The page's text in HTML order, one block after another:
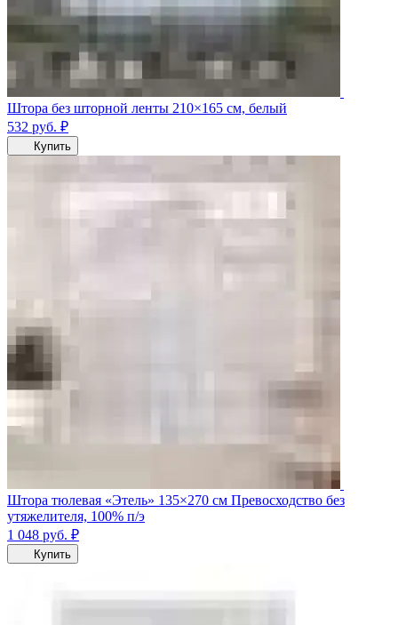
Штора без шторной ленты 210×165 см, белый
532 руб. ₽
Купить
Штора тюлевая «Этель» 135×270 см Превосходство без
утяжелителя, 100% п/э
1 048 руб. ₽
Купить